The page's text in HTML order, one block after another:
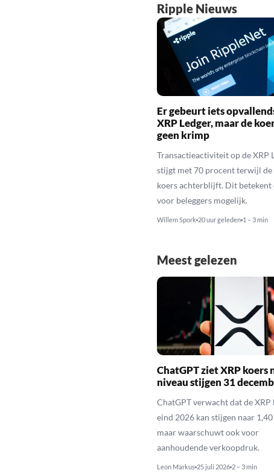
Ripple Nieuws
Er gebeurt iets
XRP Ledger, maar de
geen krimp
Transactieactiviteit op de XRP
stijgt met 70 procent terwijl de
koers achterblijft. Dit betekent
voor beleggers mogelijk.
Willem Spork 20 uur geleden 1 – 3 min
Meest gelezen
ChatGPT ziet XRP koers
niveau stijgen 31
ChatGPT verwacht dat de XRP
eind 2026 kan stijgen naar
maar waarschuwt ook voor
aanhoudende verkoopdruk.
Leon Markus 25 juli 2026 2 – 3 min